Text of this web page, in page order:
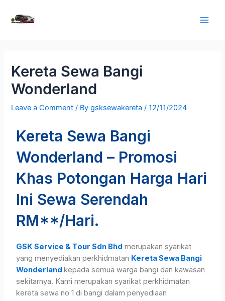
Kereta Sewa Bangi
Wonderland
Leave a Comment / Bygsksewakereta /12/11/2024
Kereta Sewa Bangi
Wonderland – Promosi
Khas Potongan Harga Hari
Ini Sewa Serendah
RM**/Hari.
GSK Service & Tour Sdn Bhd merupakan syarikat
yang menyediakan perkhidmatan Kereta Sewa Bangi
Wonderland kepada semua warga bangi dan kawasan
sekitarnya. Kami merupakan syarikat perkhidmatan
kereta sewa no 1 di bangi dalam penyediaan